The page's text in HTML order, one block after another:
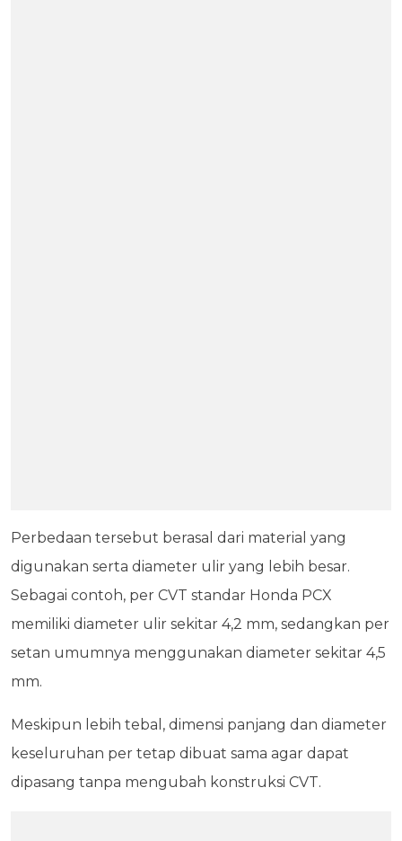
Perbedaan tersebut berasal dari material yang
digunakan serta diameter ulir yang lebih besar.
Sebagai contoh, per CVT standar Honda PCX
memiliki diameter ulir sekitar 4,2 mm, sedangkan per
setan umumnya menggunakan diameter sekitar 4,5
mm.
Meskipun lebih tebal, dimensi panjang dan diameter
keseluruhan per tetap dibuat sama agar dapat
dipasang tanpa mengubah konstruksi CVT.